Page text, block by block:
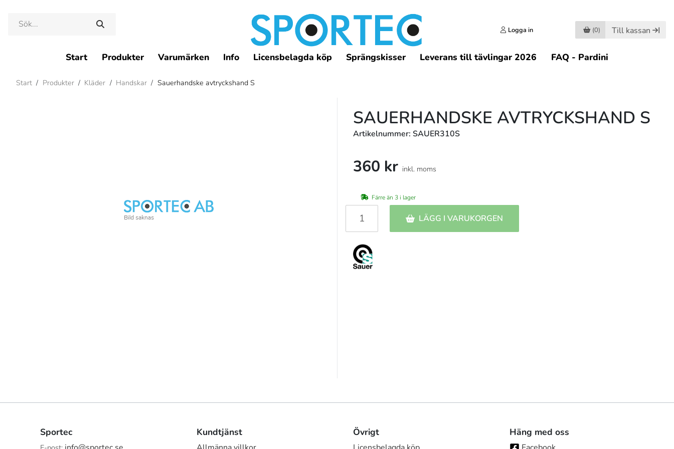
Logga in (0) Till kassan
Start Produkter Varumärken Info Licensbelagda köp Sprängskisser Leverans till tävlingar 2026 FAQ - Pardini
Start / Produkter / Kläder / Handskar / Sauerhandske avtryckshand S
SAUERHANDSKE AVTRYCKSHAND S
Artikelnummer: SAUER310S
360 kr inkl. moms
Färre än 3 i lager
LÄGG I VARUKORGEN
Sportec Kundtjänst Övrigt Häng med oss